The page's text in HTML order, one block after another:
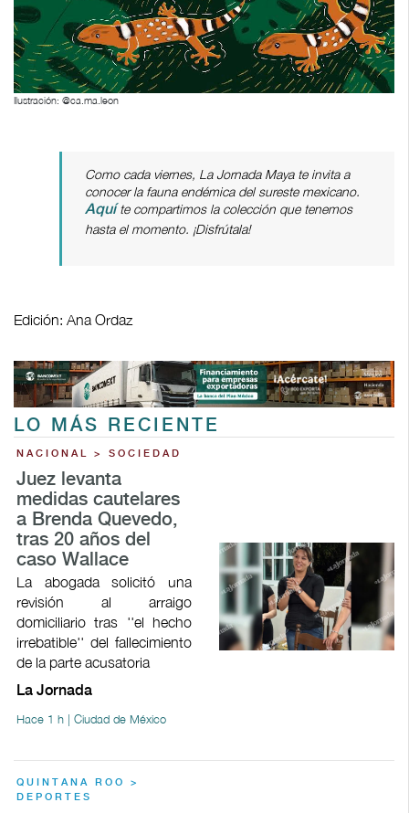
Ilustración: @ca.ma.leon
Como cada viernes, La Jornada Maya te invita a
conocer la fauna endémica del sureste mexicano.
Aquíte compartimos la colección que tenemos
hasta el momento. ¡Disfrútala!
Edición: Ana Ordaz
LO MÁS RECIENTE
NACIONAL > SOCIEDAD
Juez levanta
medidas cautelares
a Brenda Quevedo,
tras 20 años del
caso Wallace
La abogada solicitó una
revisión al arraigo
domiciliario tras ''el hecho
irrebatible'' del fallecimiento
de la parte acusatoria
La Jornada
Hace 1 h | Ciudad de México
QUINTANA ROO >
DEPORTES